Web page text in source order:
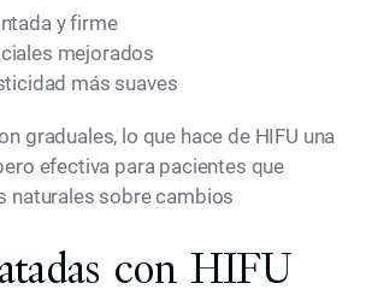
y firme
mejorados
más suaves
graduales, lo que hace de HIFU una
efectiva para pacientes que
naturales sobre cambios
con HIFU